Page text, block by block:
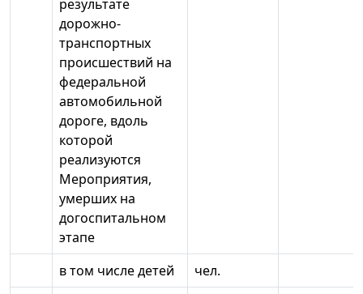
результате
дорожно-
транспортных
происшествий на
федеральной
автомобильной
дороге, вдоль
которой
реализуются
Мероприятия,
умерших на
догоспитальном
этапе
в том числе детей
чел.